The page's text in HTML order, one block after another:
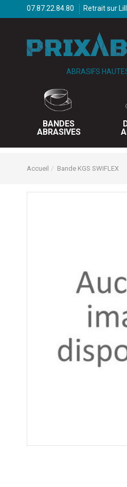
07.87.22.84.80 Retrait sur
ABRASIFS
BANDES
ABRASIVES
Accueil Bande KGS SWIFLEX